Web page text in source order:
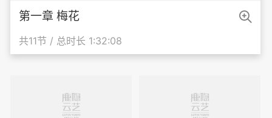
第一章 梅花
共11节 / 总时长 1:32:08
